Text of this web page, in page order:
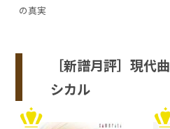
の真実
［新譜月評］現代
シカル